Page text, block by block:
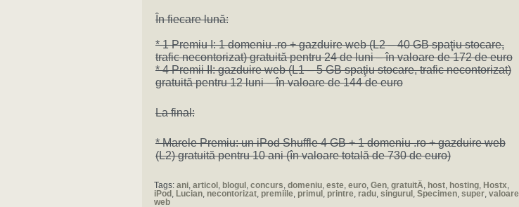
În fiecare lună:
* 1 Premiu I: 1 domeniu .ro + gazduire web (L2 – 40 GB spaţiu stocare,
trafic necontorizat) gratuită pentru 24 de luni – în valoare de 172 de euro
* 4 Premii II: gazduire web (L1 – 5 GB spaţiu stocare, trafic necontorizat)
gratuită pentru 12 luni – în valoare de 144 de euro
La final:
* Marele Premiu: un iPod Shuffle 4 GB + 1 domeniu .ro + gazduire web
(L2) gratuită pentru 10 ani (în valoare totală de 730 de euro)
Tags: ani articol blogul concurs domeniu este euro Gen gratuitÄ host hosting Hostx
iPod
Lucian necontorizat premiile primul printre radu singurul Specimen super valoare
web